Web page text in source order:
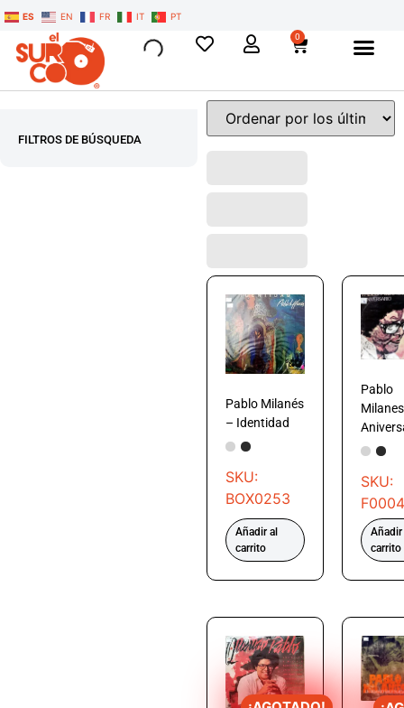
ES EN FR IT PT
0
FILTROS DE BÚSQUEDA
Pablo Milanés
– Identidad
SKU:
BOX0253
Añadir al
carrito
Pablo
SKU:
F0004
Añadir
carrito